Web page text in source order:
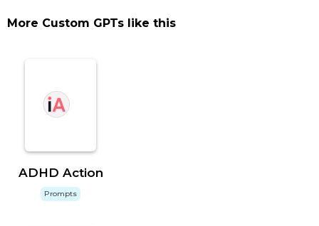
More Custom GPTs like this
ADHD Action
Prompts